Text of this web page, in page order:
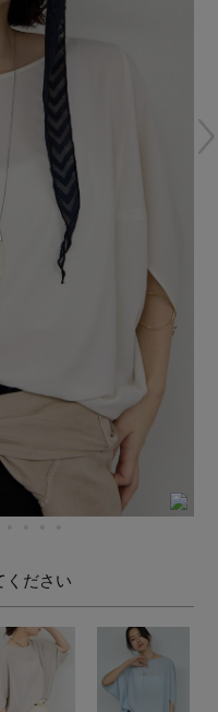
！
ット
ください